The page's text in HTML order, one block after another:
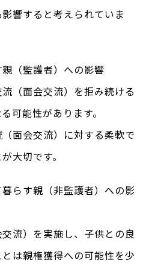
響すると考えられていま
（監護者）への影響
（面会交流）を拒み続ける
可能性があります。
面会交流）に対する柔軟で
大切です。
らす親（非監護者）への影
流）を実施し、子供との良
は親権獲得への可能性を少